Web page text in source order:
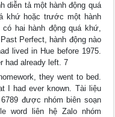
diễn tả một hành động quá
khứ hoặc trước một hành
hai hành động quá khứ,
Perfect, hành động nào
lived in Hue before 1975.
had already left. 7
they went to bed.
I had ever known. Tài liệu
được nhóm biên soạn
word liên hệ Zalo nhóm